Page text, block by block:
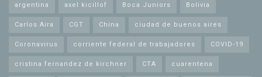
argentina axel kicillof Boca Juniors Bolivia
Carlos Aira CGT China ciudad de buenos aires
Coronavirus corriente federal de trabajadores COVID-19
cristina fernandez de kirchner CTA cuarentena